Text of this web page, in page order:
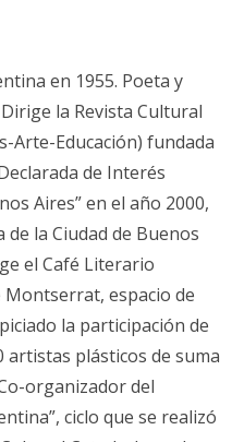
en 1955. Poeta y
la Revista Cultural
Arte-Educación) fundada
de Interés
Aires” en el año 2000,
la Ciudad de Buenos
el Café Literario
Montserrat, espacio de
la participación de
artistas plásticos de suma
organizador del
ciclo que se realizó